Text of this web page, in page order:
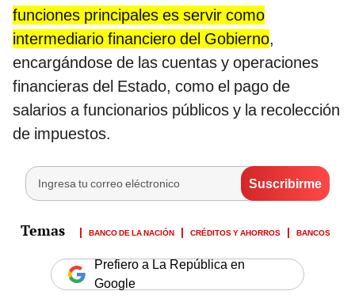
funciones principales es servir como
intermediario financiero del Gobierno,
encargándose de las cuentas y operaciones
financieras del Estado, como el pago de
salarios a funcionarios públicos y la recolección
de impuestos.
BANCO DE LA NACIÓN CRÉDITOS Y AHORROS BANCOS
Prefiero a La República en
Google